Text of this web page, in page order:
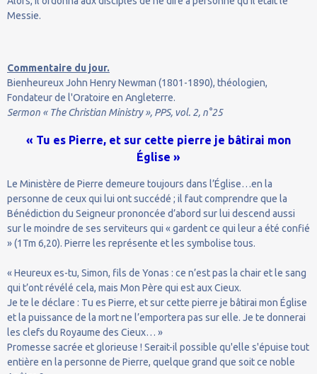
Messie.
Commentaire du jour.
Bienheureux John Henry Newman (1801-1890), théologien,
Fondateur de l'Oratoire en Angleterre.
Sermon « The Christian Ministry », PPS, vol. 2, n°25
« Tu es Pierre, et sur cette pierre je bâtirai mon
Église »
Le Ministère de Pierre demeure toujours dans l’Église…en la
personne de ceux qui lui ont succédé ; il faut comprendre que la
Bénédiction du Seigneur prononcée d’abord sur lui descend aussi
sur le moindre de ses serviteurs qui « gardent ce qui leur a été confié
» (1Tm 6,20). Pierre les représente et les symbolise tous.
« Heureux es-tu, Simon, fils de Yonas : ce n’est pas la chair et le sang
qui t’ont révélé cela, mais Mon Père qui est aux Cieux.
Je te le déclare : Tu es Pierre, et sur cette pierre je bâtirai mon Église
et la puissance de la mort ne l’emportera pas sur elle. Je te donnerai
les clefs du Royaume des Cieux… »
Promesse sacrée et glorieuse ! Serait-il possible qu'elle s'épuise tout
entière en la personne de Pierre, quelque grand que soit ce noble